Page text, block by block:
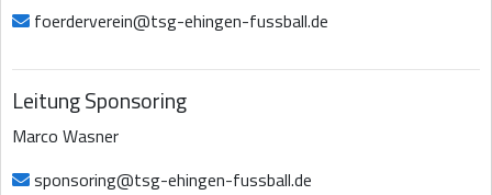
foerderverein@tsg-ehingen-fussball.de
Leitung Sponsoring
Marco Wasner
sponsoring@tsg-ehingen-fussball.de